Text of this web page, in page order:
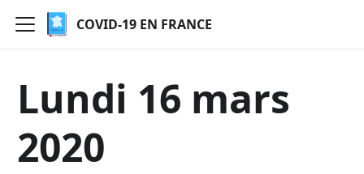
COVID-19 EN FRANCE
Lundi 16 mars
2020